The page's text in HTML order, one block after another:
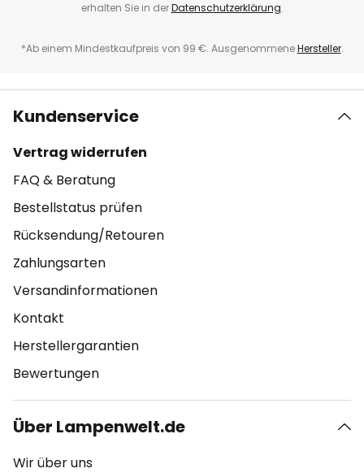
erhalten Sie in derDatenschutzerklärung.
*Ab einem Mindestkaufpreis von 99 €. AusgenommeneHersteller.
Kundenservice
Vertrag widerrufen
FAQ & Beratung
Bestellstatus prüfen
Rücksendung/Retouren
Zahlungsarten
Versandinformationen
Kontakt
Herstellergarantien
Bewertungen
Über Lampenwelt.de
Wir über uns